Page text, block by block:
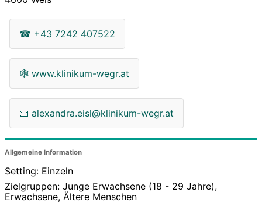
☎ +43 7242 407522
🕸 www.klinikum-wegr.at
📧 alexandra.eisl@klinikum-wegr.at
Allgemeine Information
Setting: Einzeln
Zielgruppen: Junge Erwachsene (18 - 29 Jahre),
Erwachsene, Ältere Menschen